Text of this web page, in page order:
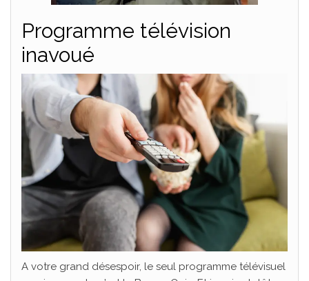
Programme télévision
inavoué
A votre grand désespoir, le seul programme télévisuel